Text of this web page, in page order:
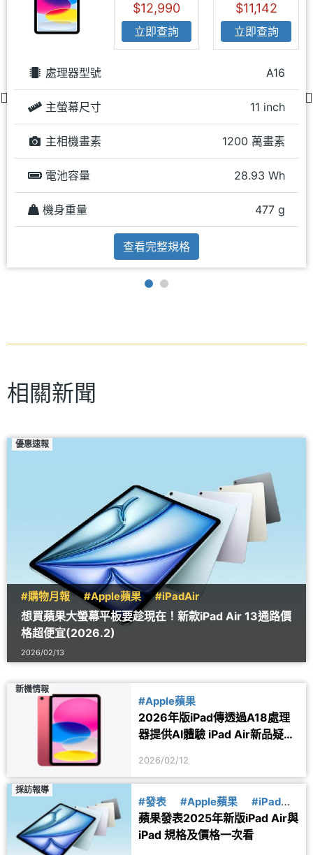
$12,990
立即查詢
$11,142
立即查詢
處理器型號 A16
主螢幕尺寸 11 inch
主相機畫素 1200 萬畫素
電池容量 28.93 Wh
機身重量 477 g
查看完整規格
相關新聞
優惠速報
#購物月報 #Apple蘋果 #iPadAir
想買蘋果大螢幕平板要趁現在！新款iPad Air 13通路價
格超便宜(2026.2)
2026/02/13
新機情報
#Apple蘋果
2026年版iPad傳透過A18處理
器提供AI體驗 iPad Air新品疑在
2026/02/12
採訪報導
#發表 #Apple蘋果
#iPad
#iPadAir
蘋果發表2025年新版iPad Air與
iPad 規格及價格一次看